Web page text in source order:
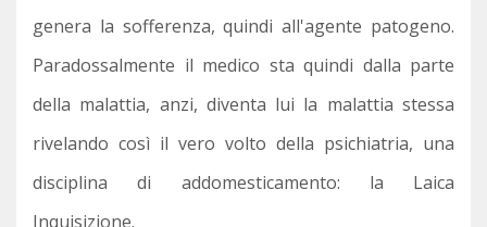
genera la sofferenza, quindi all'agente patogeno.
Paradossalmente il medico sta quindi dalla parte
della malattia, anzi, diventa lui la malattia stessa
rivelando così il vero volto della psichiatria, una
disciplina di addomesticamento: la Laica
Inquisizione.